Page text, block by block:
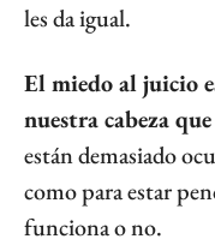
les da igual.
El miedo al juicio
nuestra cabeza
están demasiado
como para estar
funciona o no.